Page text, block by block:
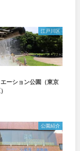
江戸川区
ーション公園（東京
公園紹介